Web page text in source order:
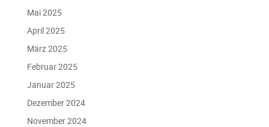
Mai 2025
April 2025
März 2025
Februar 2025
Januar 2025
Dezember 2024
November 2024